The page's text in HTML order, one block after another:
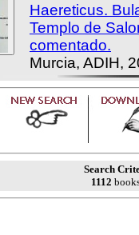
Haereticus.
Templo de
comentado.
Murcia, ADIH,
Search
1112